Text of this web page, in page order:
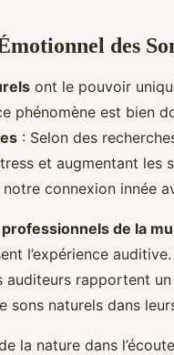
des
ont le pouvoir
phénomène est bien
: Selon des
et augmentant les
connexion innée
professionnels de la
l’expérience
auditeurs rapportent
sons naturels dans
la nature dans